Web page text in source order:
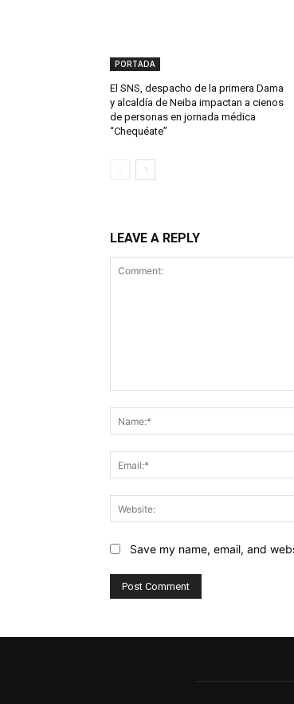
PORTADA
El SNS, despacho de la primera Dama
y alcaldía de Neiba impactan a cienos
de personas en jornada médica
“Chequéate”
LEAVE A REPLY
Save my name, email, and